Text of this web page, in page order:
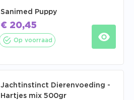
Sanimed Puppy
€ 20,45
Op voorraad
Jachtinstinct Dierenvoeding -
Hartjes mix 500gr